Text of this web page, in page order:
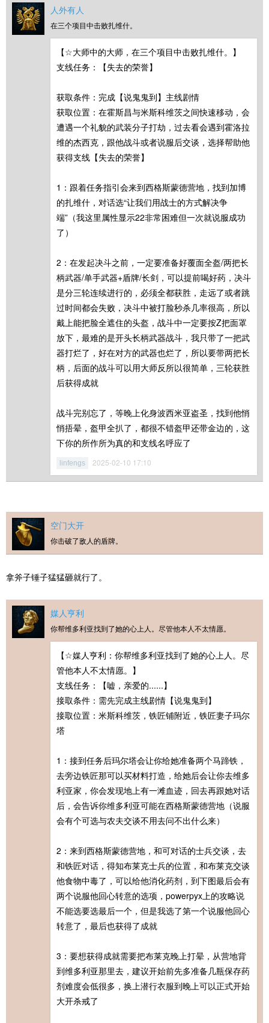
人外有人
在三个项目中击败扎维什。
【☆大师中的大师，在三个项目中击败扎维什。】
支线任务：【失去的荣誉】
获取条件：完成【说鬼鬼到】主线剧情
获取位置：在霍斯昌与米斯科维茨之间快速移动，会
遭遇一个礼貌的武装分子打劫，过去看会遇到霍洛拉
维的杰西克，跟他战斗或者说服后交谈，选择帮助他
获得支线【失去的荣誉】
1：跟着任务指引会来到西格斯蒙德营地，找到加博
的扎维什，对话选“让我们用战士的方式解决争
端”（我这里属性显示22非常困难但一次就说服成功
了）
2：在发起决斗之前，一定要准备好覆面全盔/两把长
柄武器/单手武器+盾牌/长剑，可以提前喝好药，决斗
是分三轮连续进行的，必须全都获胜，走远了或者跳
过时间都会失败，决斗中被打脸秒杀几率很高，所以
戴上能把脸全遮住的头盔，战斗中一定要按Z把面罩
放下，最难的是开头长柄武器战斗，我只带了一把武
器打烂了，好在对方的武器也烂了，所以要带两把长
柄，后面的战斗可以用大师反所以很简单，三轮获胜
后获得成就
战斗完别忘了，等晚上化身波西米亚盗圣，找到他悄
悄捂晕，盔甲全扒了，都很不错盔甲还带金边的，这
下你的所作所为真的和支线名呼应了
linfengs 2025-02-10 17:10
空门大开
你击破了敌人的盾牌。
拿斧子锤子猛猛砸就行了。
媒人亨利
你帮维多利亚找到了她的心上人。尽管他本人不太情愿。
【☆媒人亨利：你帮维多利亚找到了她的心上人。尽
管他本人不太情愿。】
支线任务：【嘘，亲爱的......】
接取条件：需先完成主线剧情【说鬼鬼到】
接取位置：米斯科维茨，铁匠铺附近，铁匠妻子玛尔
塔
1：接到任务后玛尔塔会让你给她准备两个马蹄铁，
去旁边铁匠那可以买材料打造，给她后会让你去维多
利亚家，你会发现地上有一滩血迹，回去再跟她对话
后，会告诉你维多利亚可能在西格斯蒙德营地（说服
会有个可选与农夫交谈不用去问不出什么来）
2：来到西格斯蒙德营地，和可对话的士兵交谈，去
和铁匠对话，得知布莱克士兵的位置，和布莱克交谈
他食物中毒了，可以给他消化药剂，到下图最后会有
两个说服他回心转意的选项，powerpyx上的攻略说
不能选要选最后一个，但是我选了第一个说服他回心
转意了，最后也获得了成就
3：要想获得成就需要把布莱克晚上打晕，从营地背
到维多利亚那里去，建议开始前先多准备几瓶保存药
剂难度会低很多，换上潜行衣服到晚上可以正式开始
大开杀戒了